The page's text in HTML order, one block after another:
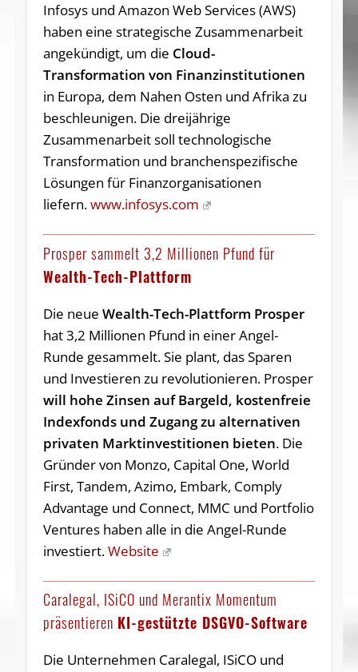
Infosys und Amazon Web Services (AWS)
haben eine strategische Zusammenarbeit
angekündigt, um die Cloud-
Transformation von Finanzinstitutionen
in Europa, dem Nahen Osten und Afrika zu
beschleunigen. Die dreijährige
Zusammenarbeit soll technologische
Transformation und branchenspezifische
Lösungen für Finanzorganisationen
liefern.www.infosys.com
Prosper sammelt 3,2 Millionen Pfund für
Wealth-Tech-Plattform
Die neue Wealth-Tech-Plattform Prosper
hat 3,2 Millionen Pfund in einer Angel-
Runde gesammelt. Sie plant, das Sparen
und Investieren zu revolutionieren. Prosper
will hohe Zinsen auf Bargeld, kostenfreie
Indexfonds und Zugang zu alternativen
privaten Marktinvestitionen bieten. Die
Gründer von Monzo, Capital One, World
First, Tandem, Azimo, Embark, Comply
Advantage und Connect, MMC und Portfolio
Ventures haben alle in die Angel-Runde
investiert.Website
Caralegal, ISiCO und Merantix Momentum
präsentieren KI-gestützte DSGVO-Software
Die Unternehmen Caralegal, ISiCO und